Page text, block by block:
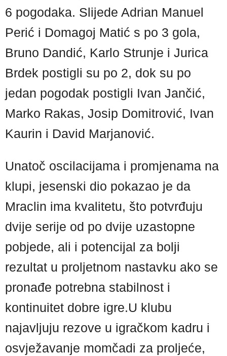
6 pogodaka. Slijede Adrian Manuel
Perić i Domagoj Matić s po 3 gola,
Bruno Dandić, Karlo Strunje i Jurica
Brdek postigli su po 2, dok su po
jedan pogodak postigli Ivan Jančić,
Marko Rakas, Josip Domitrović, Ivan
Kaurin i David Marjanović.
Unatoč oscilacijama i promjenama na
klupi, jesenski dio pokazao je da
Mraclin ima kvalitetu, što potvrđuju
dvije serije od po dvije uzastopne
pobjede, ali i potencijal za bolji
rezultat u proljetnom nastavku ako se
pronađe potrebna stabilnost i
kontinuitet dobre igre.U klubu
najavljuju rezove u igračkom kadru i
osvježavanje momčadi za proljeće,